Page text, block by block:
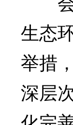
生态
举措
深层